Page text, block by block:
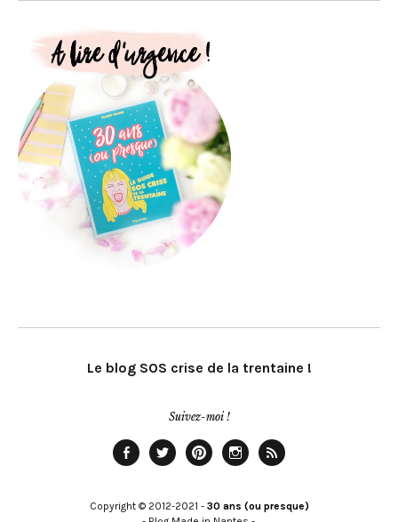
Le blog SOS crise de la trentaine !
Suivez-moi !
Copyright © 2012-2021 - 30 ans (ou presque)